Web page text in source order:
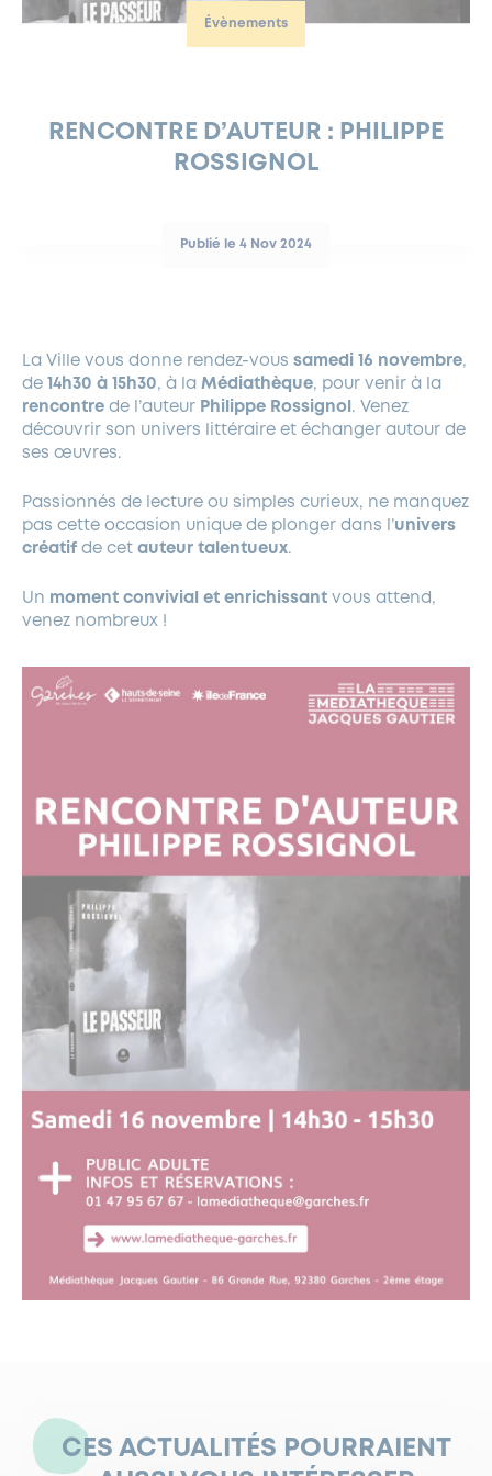
EAU POTABLE ET ASSAINISSEMENT
DÉCLARATION DE CATASTROPHE NATURELLE
LOCATION DE SALLES
INFORMATIONS PRATIQUES
PANNEAUX D’AFFICHAGE LIBRE
DÉVELOPPEMENT DURABLE
DEMANDE D’ABATTAGE
GESTION DU PATRIMOINE ARBORÉ
Évènements
RENCONTRE D’AUTEUR : PHILIPPE
ROSSIGNOL
Publié le 4 Nov 2024
La Ville vous donne rendez-vous samedi 16 novembre,
de 14h30 à 15h30, à la Médiathèque, pour venir à la
rencontre de l’auteur Philippe Rossignol . Venez
découvrir son univers littéraire et échanger autour de
ses œuvres.
Passionnés de lecture ou simples curieux, ne manquez
pas cette occasion unique de plonger dans l’univers
créatif de cet auteur talentueux.
Un moment convivial et enrichissant vous attend,
venez nombreux !
CES ACTUALITÉS POURRAIENT